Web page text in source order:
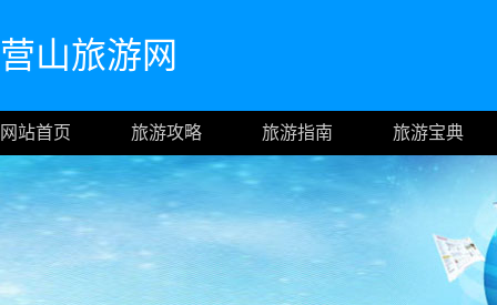
营山旅游网
网站首页 旅游攻略 旅游指南 旅游宝典